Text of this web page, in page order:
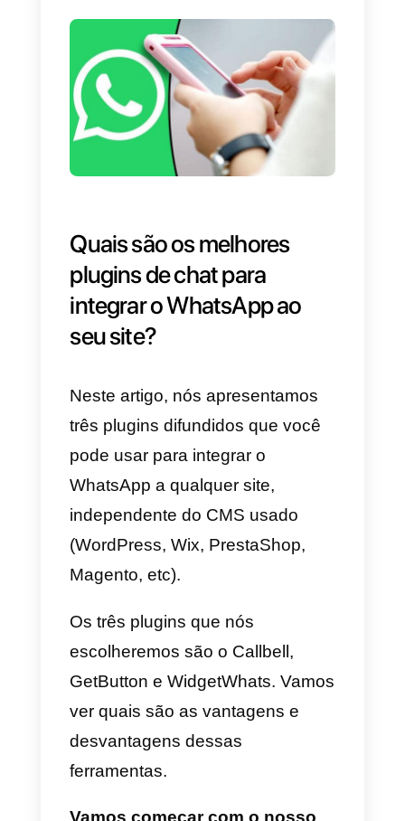
ou qualquer outra chamada para
ação).
Nesta nova publicação, nós
iremos focar nos3 dos plugins
de chat mais populares
visitantes, assim que entrarem
site, possam começar uma
conversa com apenas um clique
Quais são os melhores
plugins de chat para
integrar o WhatsApp ao